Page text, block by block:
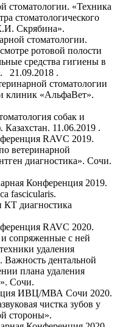
стоматологии. «Техника
стоматологического
Скрябина».
стоматологии.
ротовой полости
средства гигиены в
21.09.2018 .
стоматологии
клиник «АльфаВет».
собак и
11.06.2019 .
RAVC 2019.
ветеринарной
диагностика». Сочи.
Конференция 2019.
fascicularis.
КТ диагностика
RAVC 2020.
и сопряженные с ней
удаления
дентальной
плана удаления
Сочи.
ИВЦ/МВА Сочи 2020.
чистка зубов у
стороны».